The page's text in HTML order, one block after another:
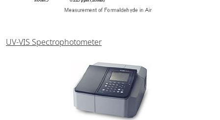
UV-VIS Spectrophotometer